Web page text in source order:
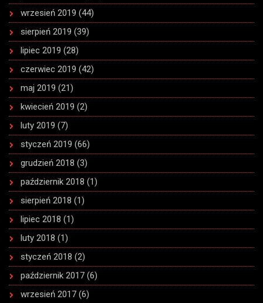
wrzesień 2019 (44)
sierpień 2019 (39)
lipiec 2019 (28)
czerwiec 2019 (42)
maj 2019 (21)
kwiecień 2019 (2)
luty 2019 (7)
styczeń 2019 (66)
grudzień 2018 (3)
październik 2018 (1)
sierpień 2018 (1)
lipiec 2018 (1)
luty 2018 (1)
styczeń 2018 (2)
październik 2017 (6)
wrzesień 2017 (6)